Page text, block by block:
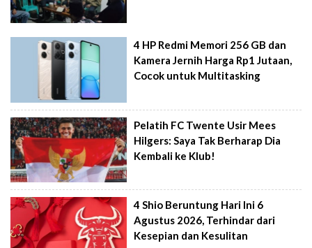
4 HP Redmi Memori 256 GB dan
Kamera Jernih Harga Rp1 Jutaan,
Cocok untuk Multitasking
Pelatih FC Twente Usir Mees
Hilgers: Saya Tak Berharap Dia
Kembali ke Klub!
4 Shio Beruntung Hari Ini 6
Agustus 2026, Terhindar dari
Kesepian dan Kesulitan